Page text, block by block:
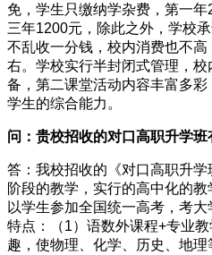
免，学生只缴纳学杂费，第一
三年1200元，除此之外，学校
不乱收一分钱，校内消费也不
右。学校实行半封闭式管理，
备，第二课堂活动内容丰富多
学生的综合能力。
问：贵校招收的对口高职升学班
答：我校招收的《对口高职升
阶段的教学，实行的高中化的教
以学生参加全国统一高考，考大
特点：（1）语数外课程+专业
趣，使物理、化学、历史、地